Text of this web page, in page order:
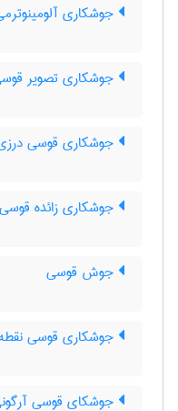
جوشکاری
جوشکاری تصویر
جوشکاری قوسی
جوشکاری زائده قوسی
جوش قوسی
جوشکاری قوسی
جوشکای قوسی